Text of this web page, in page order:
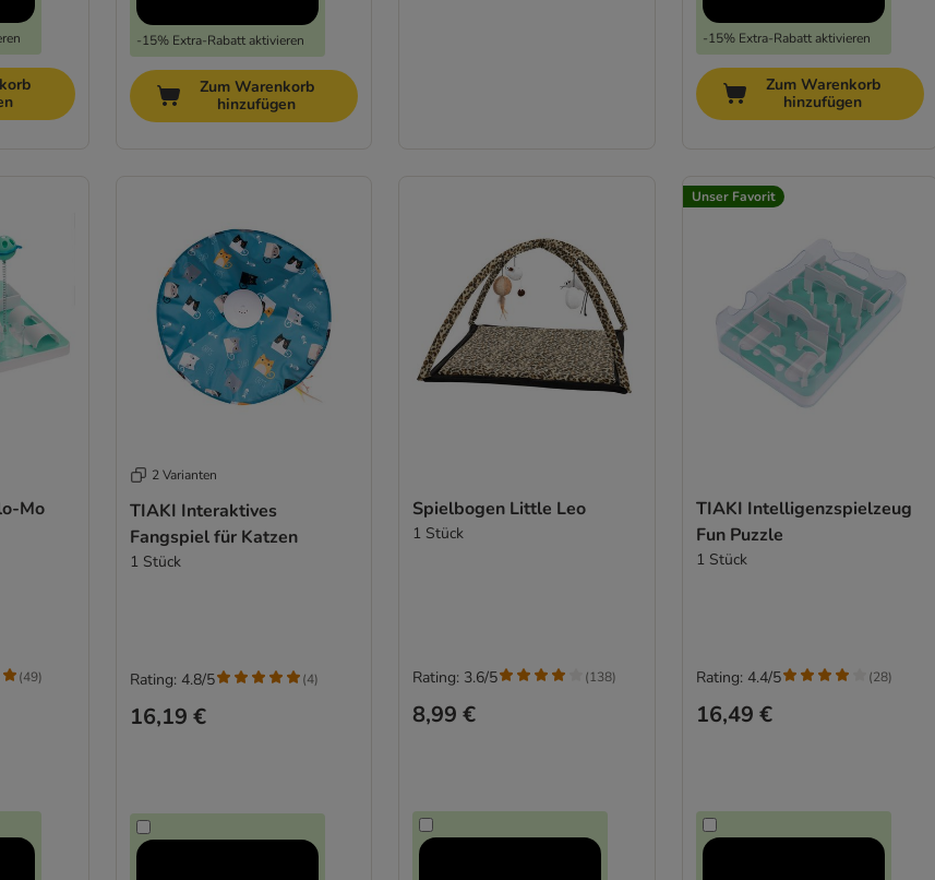
-15% Extra-Rabatt aktivieren
Zum Warenkorb
hinzufügen
-15% Extra-Rabatt aktivieren
Zum Warenkorb
hinzufügen
Mo
(49)
2 Varianten
TIAKI Interaktives
Fangspiel für Katzen
1 Stück
16,19 €
Rating: 4.8/5 (4)
Spielbogen Little Leo
1 Stück
8,99 €
Rating: 3.6/5 (138)
Unser Favorit
TIAKI Intelligenzspielzeug
Fun Puzzle
1 Stück
16,49 €
Rating: 4.4/5 (28)